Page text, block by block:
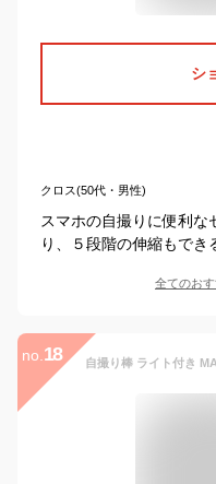
シ
クロス(50代・男性)
スマホの自撮りに便利な
り、５段階の伸縮もでき
全てのお
no. 18